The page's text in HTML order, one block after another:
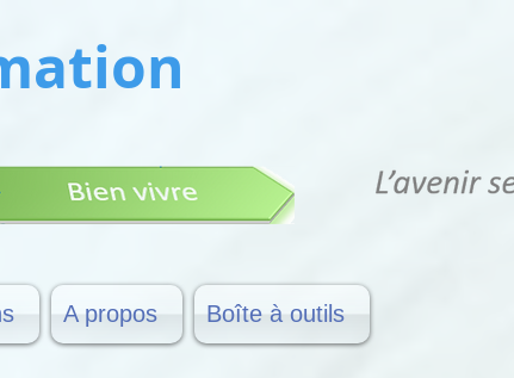
A propos Boîte à outils